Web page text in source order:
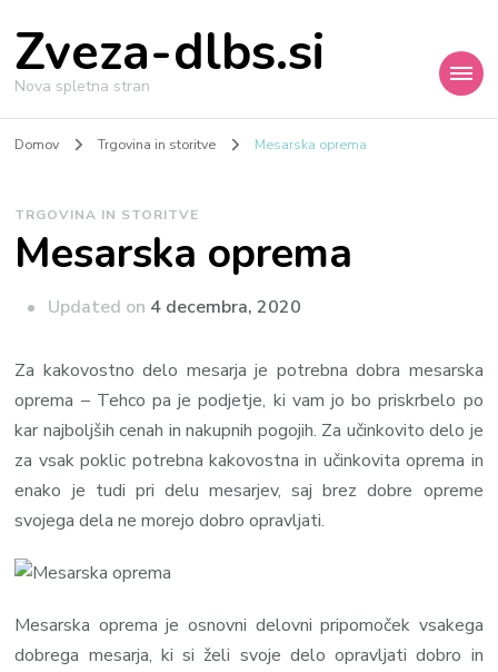
Zveza-dlbs.si
Nova spletna stran
Domov Trgovina in storitve Mesarska oprema
TRGOVINA IN STORITVE
Mesarska oprema
Updated on 4 decembra, 2020
Za kakovostno delo mesarja je potrebna dobra mesarska
oprema – Tehco pa je podjetje, ki vam jo bo priskrbelo po
kar najboljših cenah in nakupnih pogojih. Za učinkovito delo je
za vsak poklic potrebna kakovostna in učinkovita oprema in
enako je tudi pri delu mesarjev, saj brez dobre opreme
svojega dela ne morejo dobro opravljati.
Mesarska oprema je osnovni delovni pripomoček vsakega
dobrega mesarja, ki si želi svoje delo opravljati dobro in